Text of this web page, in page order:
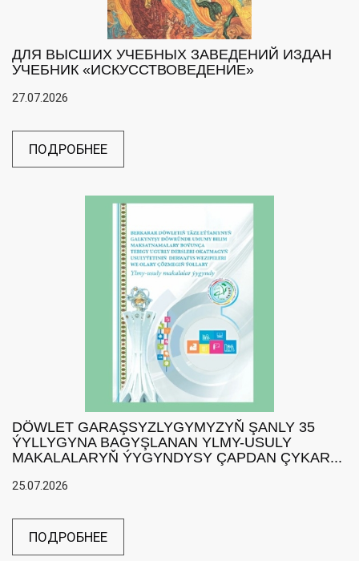
ДЛЯ ВЫСШИХ УЧЕБНЫХ ЗАВЕДЕНИЙ ИЗДАН
УЧЕБНИК «ИСКУССТВОВЕДЕНИЕ»
27.07.2026
ПОДРОБНЕЕ
DÖWLET GARAŞSYZLYGYMYZYŇ ŞANLY 35
ÝYLLYGYNA BAGYŞLANAN YLMY-USULY
MAKALALARYŇ ÝYGYNDYSY ÇAPDAN ÇYKAR...
25.07.2026
ПОДРОБНЕЕ